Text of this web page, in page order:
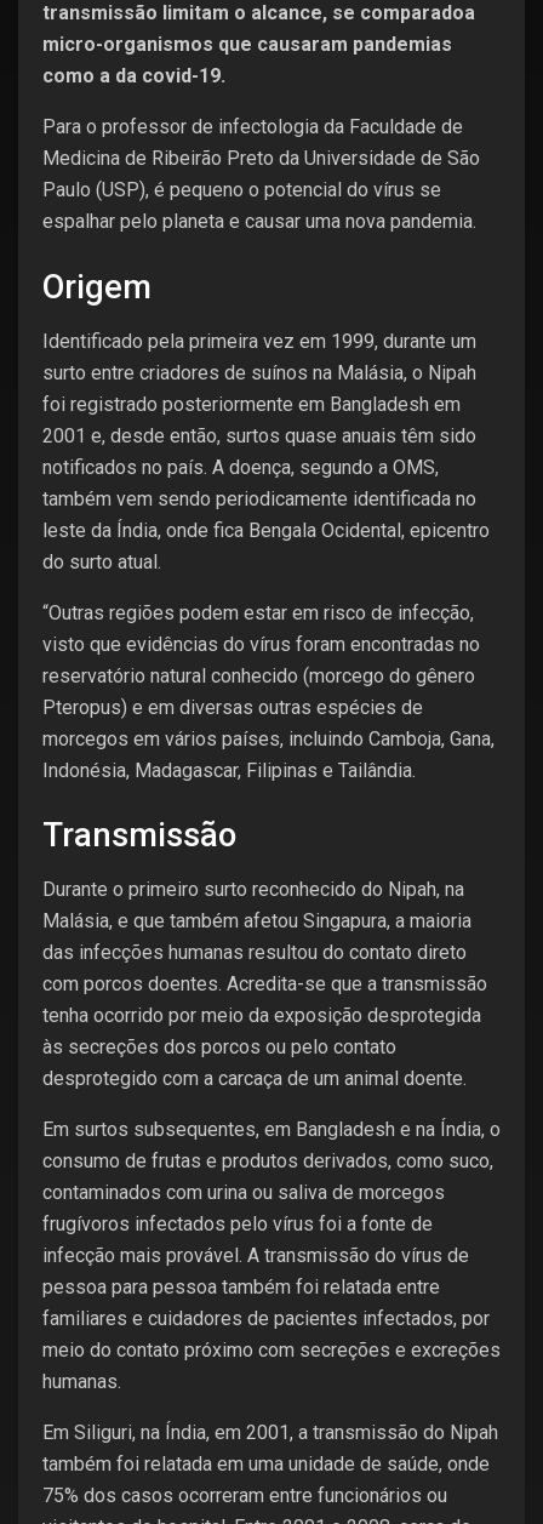
transmissão limitam o alcance, se comparadoa
micro-organismos que causaram pandemias
como a da covid-19.
Para o professor de infectologia da Faculdade de
Medicina de Ribeirão Preto da Universidade de São
Paulo (USP), é pequeno o potencial do vírus se
espalhar pelo planeta e causar uma nova pandemia.
Origem
Identificado pela primeira vez em 1999, durante um
surto entre criadores de suínos na Malásia, o Nipah
foi registrado posteriormente em Bangladesh em
2001 e, desde então, surtos quase anuais têm sido
notificados no país. A doença, segundo a OMS,
também vem sendo periodicamente identificada no
leste da Índia, onde fica Bengala Ocidental, epicentro
do surto atual.
“Outras regiões podem estar em risco de infecção,
visto que evidências do vírus foram encontradas no
reservatório natural conhecido (morcego do gênero
Pteropus) e em diversas outras espécies de
morcegos em vários países, incluindo Camboja, Gana,
Indonésia, Madagascar, Filipinas e Tailândia.
Transmissão
Durante o primeiro surto reconhecido do Nipah, na
Malásia, e que também afetou Singapura, a maioria
das infecções humanas resultou do contato direto
com porcos doentes. Acredita-se que a transmissão
tenha ocorrido por meio da exposição desprotegida
às secreções dos porcos ou pelo contato
desprotegido com a carcaça de um animal doente.
Em surtos subsequentes, em Bangladesh e na Índia, o
consumo de frutas e produtos derivados, como suco,
contaminados com urina ou saliva de morcegos
frugívoros infectados pelo vírus foi a fonte de
infecção mais provável. A transmissão do vírus de
pessoa para pessoa também foi relatada entre
familiares e cuidadores de pacientes infectados, por
meio do contato próximo com secreções e excreções
humanas.
Em Siliguri, na Índia, em 2001, a transmissão do Nipah
também foi relatada em uma unidade de saúde, onde
75% dos casos ocorreram entre funcionários ou